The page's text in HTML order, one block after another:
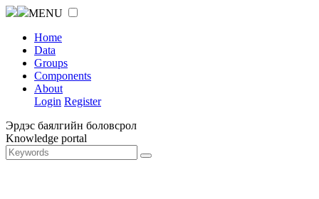
MENU
Home
Data
Groups
Components
About
Login Register
Эрдэс баялгийн боловсрол
Knowledge portal